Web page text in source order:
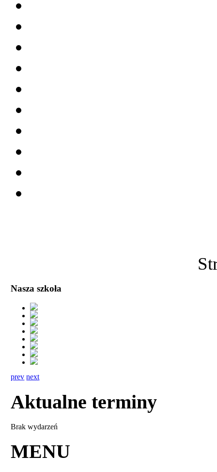
Nasza szkoła
prev next
Aktualne terminy
Brak wydarzeń
MENU